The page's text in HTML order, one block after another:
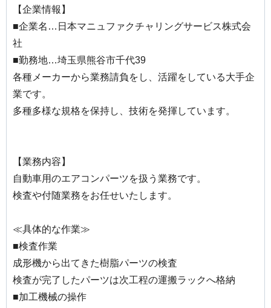
【企業情報】
■企業名…日本マニュファクチャリングサービス株式会
社
■勤務地…埼玉県熊谷市千代39
各種メーカーから業務請負をし、活躍をしている大手企
業です。
多種多様な規格を保持し、技術を発揮しています。
【業務内容】
自動車用のエアコンパーツを扱う業務です。
検査や付随業務をお任せいたします。
≪具体的な作業≫
■検査作業
成形機から出てきた樹脂パーツの検査
検査が完了したパーツは次工程の運搬ラックへ格納
■加工機械の操作